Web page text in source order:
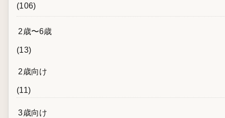
(106)
2歳〜6歳
(13)
2歳向け
(11)
3歳向け